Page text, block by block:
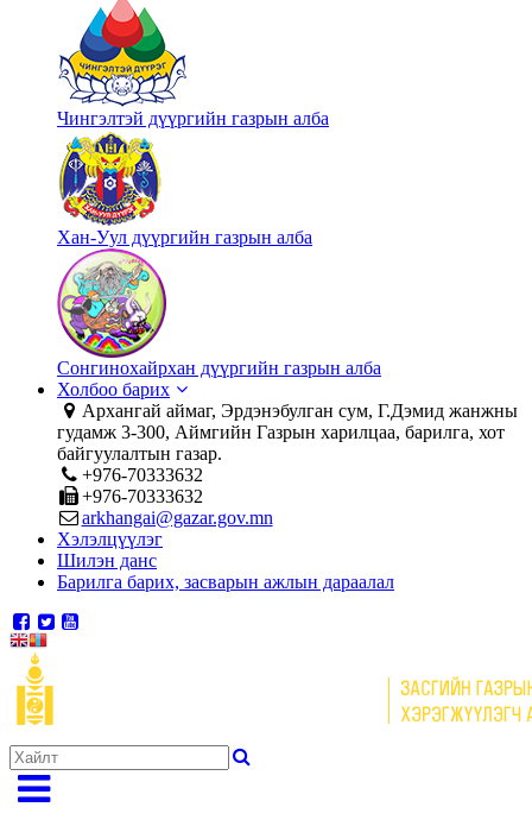
Чингэлтэй дүүргийн газрын алба
Хан-Уул дүүргийн газрын алба
Сонгинохайрхан дүүргийн газрын алба
Холбоо барих
Архангай аймаг, Эрдэнэбулган сум, Г.Дэмид жанжны
гудамж 3-300, Аймгийн Газрын харилцаа, барилга, хот
байгуулалтын газар.
+976-70333632
+976-70333632
arkhangai@gazar.gov.mn
Хэлэлцүүлэг
Шилэн данс
Барилга барих, засварын ажлын дараалал